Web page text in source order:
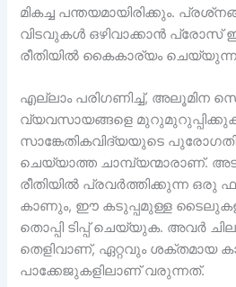
മികച്ച പന്തയമായിരിക്കും.
വിടവുകൾ ഒഴിവാക്കാൻ പ്രോസ്
രീതിയിൽ കൈകാര്യം
എല്ലാം പരിഗണിച്ച്, അലൂമിന
വ്യവസായങ്ങളെ
സാങ്കേതികവിദ്യയുടെ
ചെയ്യാത്ത ചാമ്പ്യന്മാരാണ്.
രീതിയിൽ പ്രവർത്തിക്കുന്ന ഒരു
കാണും, ഈ കടുപ്പമുള്ള
തൊപ്പി ടിപ്പ് ചെയ്യുക. അവർ
തെളിവാണ്, ഏറ്റവും ശക്തമായ
പാക്കേജുകളിലാണ് വരുന്നത്.